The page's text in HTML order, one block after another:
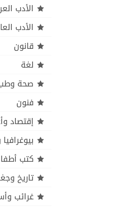
الأدب
الأدب
قانون
لغة
صحة
فنون
إقتصاد
كتب
تاريخ
غرائب